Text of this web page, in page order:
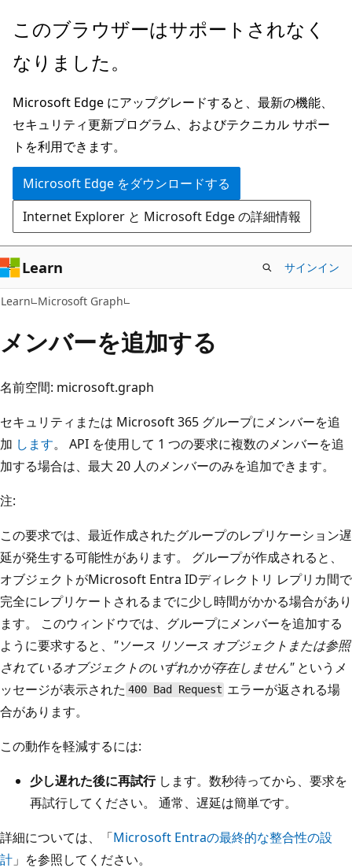
メ
ン
ン
テ
ン
ツ
に
ス
キ
ッ
プ
このブラウザーはサポートされなく
なりました。
Microsoft Edge にアップグレードすると、最新の機能、
セキュリティ更新プログラム、およびテクニカル サポー
トを利用できます。
Microsoft Edge をダウンロードする
Internet Explorer と Microsoft Edge の詳細情報
Learn サインイン
Learn Microsoft Graph
メンバーを追加する
名前空間: microsoft.graph
セキュリティまたは Microsoft 365 グループにメンバーを追
加 します。 API を使用して 1 つの要求に複数のメンバーを追
加する場合は、最大 20 人のメンバーのみを追加できます。
注:
この要求では、最近作成されたグループのレプリケーション遅
延が発生する可能性があります。 グループが作成されると、
オブジェクトがMicrosoft Entra IDディレクトリ レプリカ間で
完全にレプリケートされるまでに少し時間がかかる場合があり
ます。 このウィンドウでは、グループにメンバーを追加する
ように要求すると、 "ソース リソース オブジェクトまたは参照
されているオブジェクトのいずれかが存在しません"というメ
ッセージが表示された 400 Bad Request エラーが返される場
合があります。
この動作を軽減するには:
少し遅れた後に再試行します。数秒待ってから、要求を
再試行してください。 通常、遅延は簡単です。
詳細については、「Microsoft Entraの最終的な整合性の設
計 」を参照してください。